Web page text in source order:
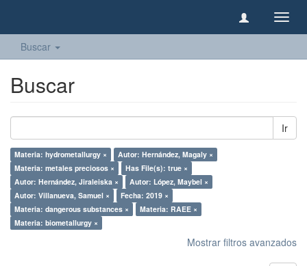
Buscar
Buscar
Ir
Materia: hydrometallurgy ×
Autor: Hernández, Magaly ×
Materia: metales preciosos ×
Has File(s): true ×
Autor: Hernández, Jiraleiska ×
Autor: López, Maybel ×
Autor: Villanueva, Samuel ×
Fecha: 2019 ×
Materia: dangerous substances ×
Materia: RAEE ×
Materia: biometallurgy ×
Mostrar filtros avanzados